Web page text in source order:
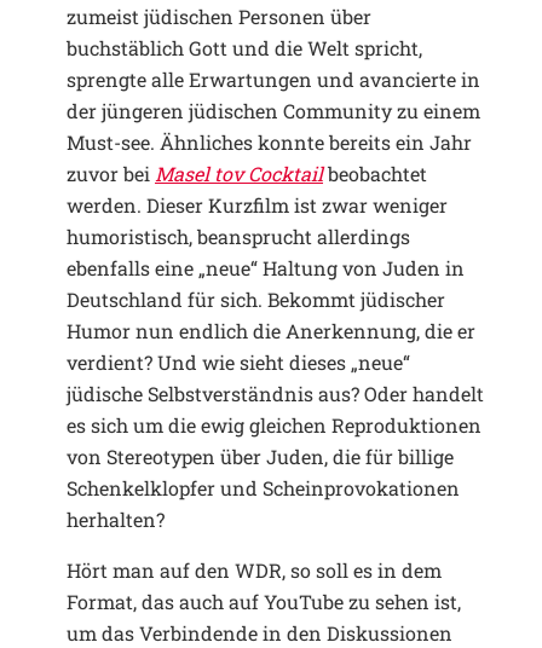
zumeist jüdischen Personen über
buchstäblich Gott und die Welt spricht,
sprengte alle Erwartungen und avancierte in
der jüngeren jüdischen Community zu einem
Must-see. Ähnliches konnte bereits ein Jahr
zuvor bei Masel tov Cocktailbeobachtet
werden. Dieser Kurzfilm ist zwar weniger
humoristisch, beansprucht allerdings
ebenfalls eine „neue“ Haltung von Juden in
Deutschland für sich. Bekommt jüdischer
Humor nun endlich die Anerkennung, die er
verdient? Und wie sieht dieses „neue“
jüdische Selbstverständnis aus? Oder handelt
es sich um die ewig gleichen Reproduktionen
von Stereotypen über Juden, die für billige
Schenkelklopfer und Scheinprovokationen
herhalten?
Hört man auf den WDR, so soll es in dem
Format, das auch auf YouTube zu sehen ist,
um das Verbindende in den Diskussionen